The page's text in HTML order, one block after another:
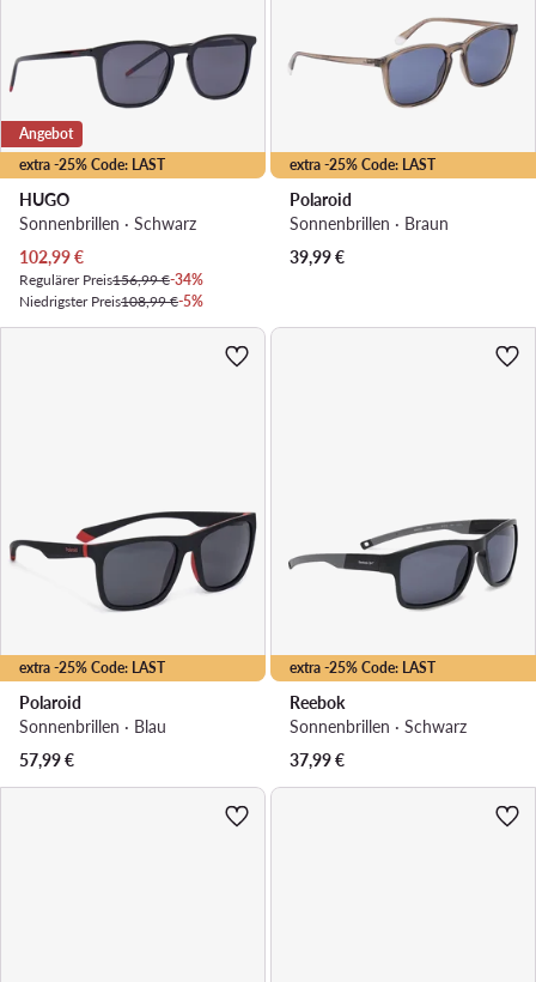
extra -25% Code: LAST
Angebot
HUGO
Sonnenbrillen · Schwarz
Aktueller Preis
102,99€
Regulärer Preis156,99 €-34%
Niedrigster Preis108,99 €-5%
extra -25% Code: LAST
Polaroid
Sonnenbrillen · Braun
39,99€
extra -25% Code: LAST
Polaroid
Sonnenbrillen · Blau
57,99€
extra -25% Code: LAST
Reebok
Sonnenbrillen · Schwarz
37,99€